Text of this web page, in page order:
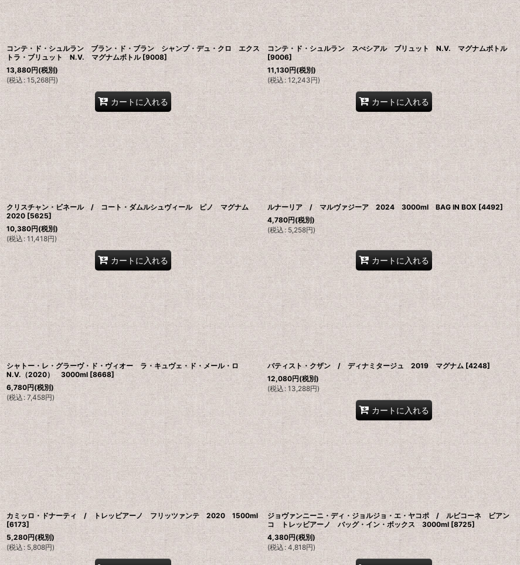
コンテ・ド・シュルラン ブラン・ド・ブラン シャンプ・デュ・クロ エクス
トラ・ブリュット N.V. マグナムボトル [9008]
13,880円(税別)
(税込: 15,268円)
カートに入れる
コンテ・ド・シュルラン スぺシアル ブリュット N.V. マグナムボトル
[9006]
11,130円(税別)
(税込 : 12,243円)
カートに入れる
クリスチャン・ビネール / コート・ダムルシュヴィール ピノ マグナム
2020 [5625]
10,380円(税別)
(税込 : 11,418円)
カートに入れる
ルナーリア / マルヴァジーア 2024 3000ml BAG IN BOX [4492]
4,780円(税別)
(税込: 5,258円)
カートに入れる
シャトー・レ・グラーヴ・ド・ヴィオー ラ・キュヴェ・ド・メール・ロ
N.V.（2020） 3000ml [8668]
6,780円(税別)
(税込: 7,458円)
バティスト・クザン / ディナミタージュ 2019 マグナム [4248]
12,080円(税別)
(税込 : 13,288円)
カートに入れる
カミッロ・ドナーティ / トレッビアーノ フリッツァンテ 2020 1500ml
[6173]
5,280円(税別)
(税込: 5,808円)
ジョヴァンニーニ・ディ・ジョルジョ・エ・ヤコポ / ルビコーネ ビアン
コ トレッビアーノ バッグ・イン・ボックス 3000ml [8725]
4,380円(税別)
(税込 : 4,818円)